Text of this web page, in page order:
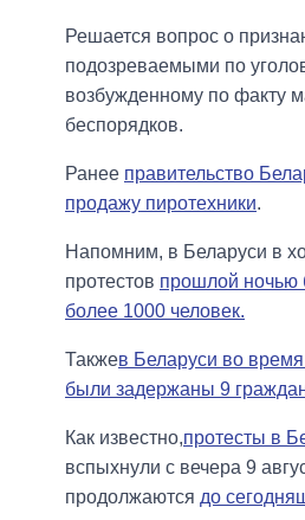
Решается вопрос о
подозреваемыми по
возбужденному по факту
беспорядков.
Ранее правительство
продажу пиротехники.
Напомним, в Беларуси в
протестов прошлой ночью
более 1000 человек.
Такжев Беларуси во
были задержаны 9
Как известно,протесты в
вспыхнули с вечера 9
продолжаются до